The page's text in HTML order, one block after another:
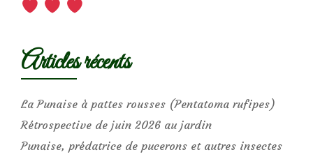
Articles récents
La Punaise à pattes rousses (Pentatoma rufipes)
Rétrospective de juin 2026 au jardin
Punaise, prédatrice de pucerons et autres insectes